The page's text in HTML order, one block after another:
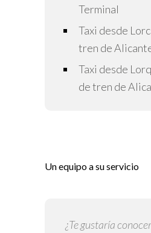
Terminal
Taxi desde
tren de
Taxi desde
de tren de
Un equipo a su servicio
¿Te gustaría